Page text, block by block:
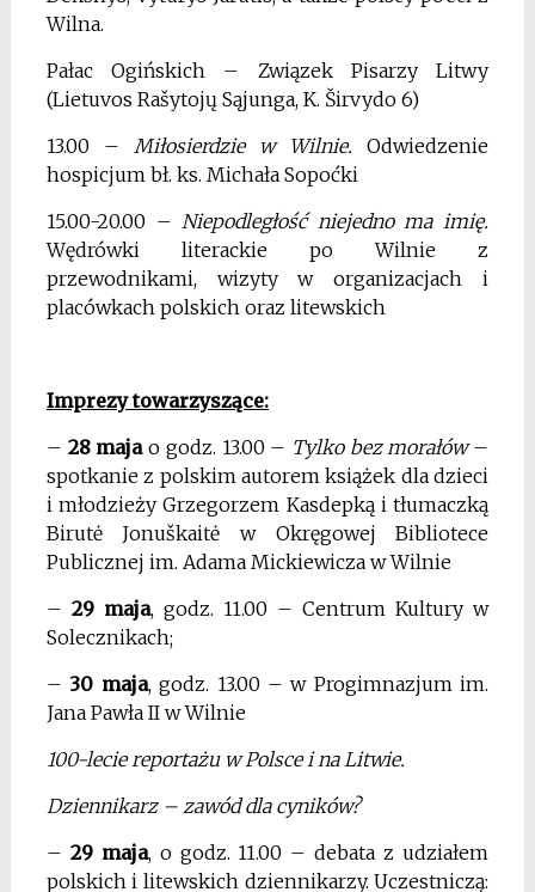
Wilna.
Pałac Ogińskich – Związek Pisarzy Litwy
(Lietuvos Rašytojų Sąjunga, K. Širvydo 6)
13.00 –
Miłosierdzie w Wilnie. Odwiedzenie
hospicjum bł. ks. Michała Sopoćki
15.00-20.00 – Niepodległość niejedno ma imię.
Wędrówki literackie po Wilnie z
przewodnikami, wizyty w organizacjach i
placówkach polskich oraz litewskich
Imprezy towarzyszące:
– 28 majao godz. 13.00 – Tylko bez morałów–
spotkanie z polskim autorem książek dla dzieci
i młodzieży Grzegorzem Kasdepką i tłumaczką
Birutė Jonuškaitė w Okręgowej Bibliotece
Publicznej im. Adama Mickiewicza w Wilnie
– 29 maja, godz. 11.00 – Centrum Kultury w
Solecznikach;
– 30 maja, godz. 13.00 – w Progimnazjum im.
Jana Pawła II w Wilnie
100-lecie reportażu w Polsce i na Litwie.
Dziennikarz – zawód dla cyników?
– 29 maja, o godz. 11.00 – debata z udziałem
polskich i litewskich dziennikarzy. Uczestniczą: